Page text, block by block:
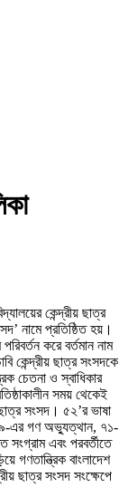
কেন্দ্রীয় ছাত্র
নামে প্রতিষ্ঠিত হয়।
করে বর্তমান নাম
কেন্দ্রীয় ছাত্র সংসদকে
চেতনা ও স্বাধিকার
সময় থেকেই
সংসদ। ৫২’র ভাষা
এর গণ অভ্যুত্থান, ৭১-
সংগ্রাম এবং পরবর্তীতে
গণতান্ত্রিক বাংলাদেশ
ছাত্র সংসদ সংক্ষেপে